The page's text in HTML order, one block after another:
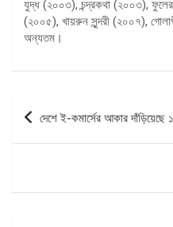
যুদ্ধ (২০০৩), চন্দ্রকথা (২০০৩),
(২০০৫), খায়রুন সুন্দরী (২০০৭),
অন্যতম।
পোস্ট
দেশে ই-কমার্সের আকার দাঁড়িয়েছে